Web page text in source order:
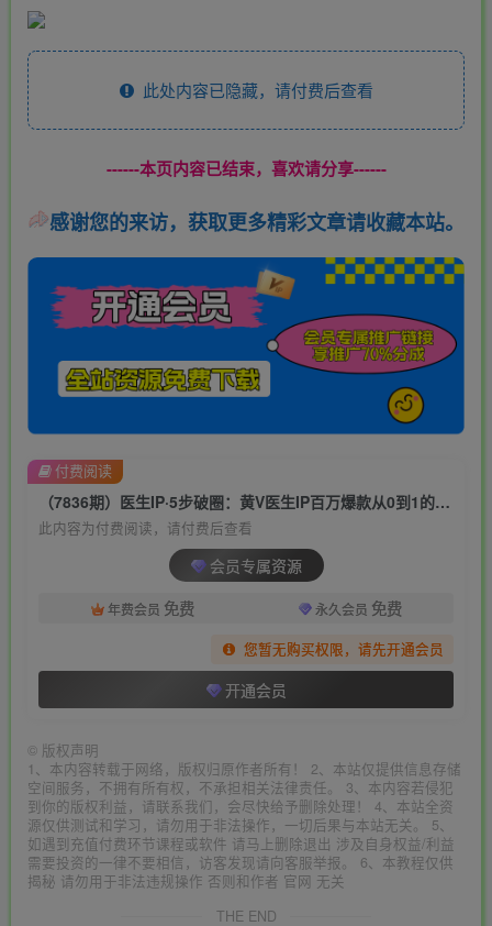
此处内容已隐藏，请付费后查看
------本页内容已结束，喜欢请分享------
感谢您的来访，获取更多精彩文章请收藏本站。
（7836期）医生IP·5步破圈：黄V医生IP百万爆款从0到1的必修课 学习内容运营的底层…
此内容为付费阅读，请付费后查看
会员专属资源
年费会员 免费 永久会员 免费
您暂无购买权限，请先开通会员
开通会员
付费阅读
© 版权声明
1、本内容转载于网络，版权归原作者所有！ 2、本站仅提供信息存储
空间服务，不拥有所有权，不承担相关法律责任。 3、本内容若侵犯
到你的版权利益，请联系我们，会尽快给予删除处理！ 4、本站全资
源仅供测试和学习，请勿用于非法操作，一切后果与本站无关。 5、
如遇到充值付费环节课程或软件 请马上删除退出 涉及自身权益/利益
需要投资的一律不要相信，访客发现请向客服举报。 6、本教程仅供
揭秘 请勿用于非法违规操作 否则和作者 官网 无关
THE END